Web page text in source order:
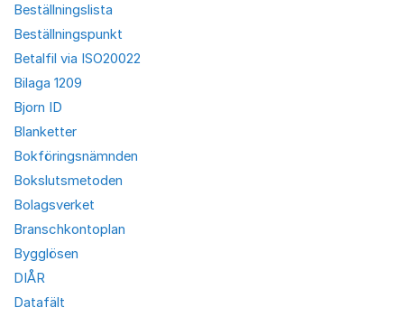
Beställningslista
Beställningspunkt
Betalfil via ISO20022
Bilaga 1209
Bjorn ID
Blanketter
Bokföringsnämnden
Bokslutsmetoden
Bolagsverket
Branschkontoplan
Bygglösen
DIÅR
Datafält